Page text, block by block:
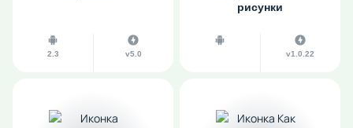
2.3 v5.0
рисунки
v1.0.22